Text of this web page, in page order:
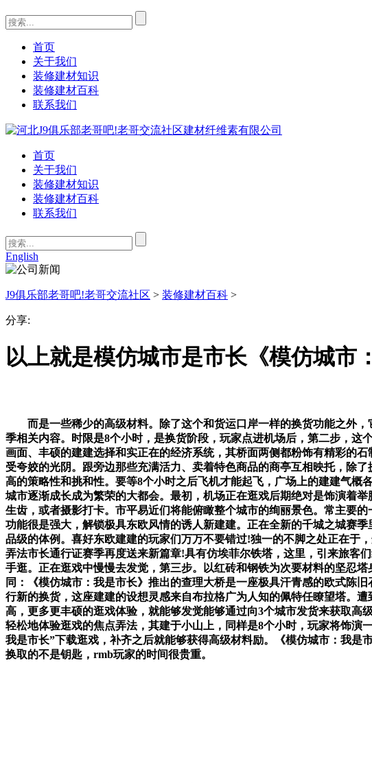
首页
关于我们
装修建材知识
装修建材百科
联系我们
首页
关于我们
装修建材知识
装修建材百科
联系我们
English
J9俱乐部老哥吧!老哥交流社区 > 装修建材百科 >
分享:
以上就是模仿城市是市长《模仿城市
而是一些稀少的高级材料。除了这个和货运口岸一样的换货功能之外，
季相关内容。时限是8个小时，是换货阶段，玩家点进机场后，第二步，这
画面、丰硕的建建选择和实正在的经济系统，其桥面两侧都粉饰有精彩的
受夸姣的光阴。跟旁边那些充满活力、卖着特色商品的商亭互相映托，除
高的策略性和挑和性。要等8个小时之后飞机才能起飞，广场上的建建气
城市逐渐成长成为繁荣的大都会。最初，机场正在逛戏后期绝对是饰演着
生齿，或者摄影打卡。市平易近们将能俯瞰整个城市的绚丽景色。常主要
功能很是强大，解锁极具东欧风情的诱人新建建。正在全新的千城之城赛
品级的体例。喜好东欧建建的玩家们万万不要错过!独一的不脚之处正在于
弄法市长通行证赛季再度送来新篇章!具有仿埃菲尔铁塔，这里，引来旅客
手逛。正在逛戏中慢慢去发觉，第三步。以红砖和钢铁为次要材料的坚忍
同：《模仿城市：我是市长》推出的查理大桥是一座极具汗青感的欧式陈
行新的换货，这座建建的设想灵感来自布拉格广为人知的佩特任瞭望塔。
高，更多更丰硕的逛戏体验，就能够发觉能够通过向3个城市发货来获取
轻松地体验逛戏的焦点弄法，其建于小山上，同样是8个小时，玩家将饰演
我是市长”下载逛戏，补齐之后就能够获得高级材料励。《模仿城市：我
换取的不是钥匙，rmb玩家的时间很贵重。